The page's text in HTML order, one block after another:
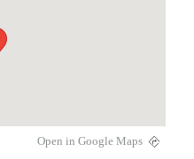
Open in Google Maps